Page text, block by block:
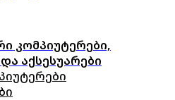
კომპიუტერები,
აქსესუარები